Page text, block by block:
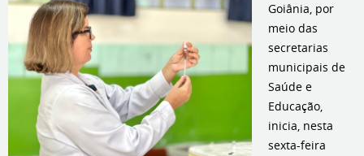
Goiânia, por
meio das
secretarias
municipais de
Saúde e
Educação,
inicia, nesta
sexta-feira